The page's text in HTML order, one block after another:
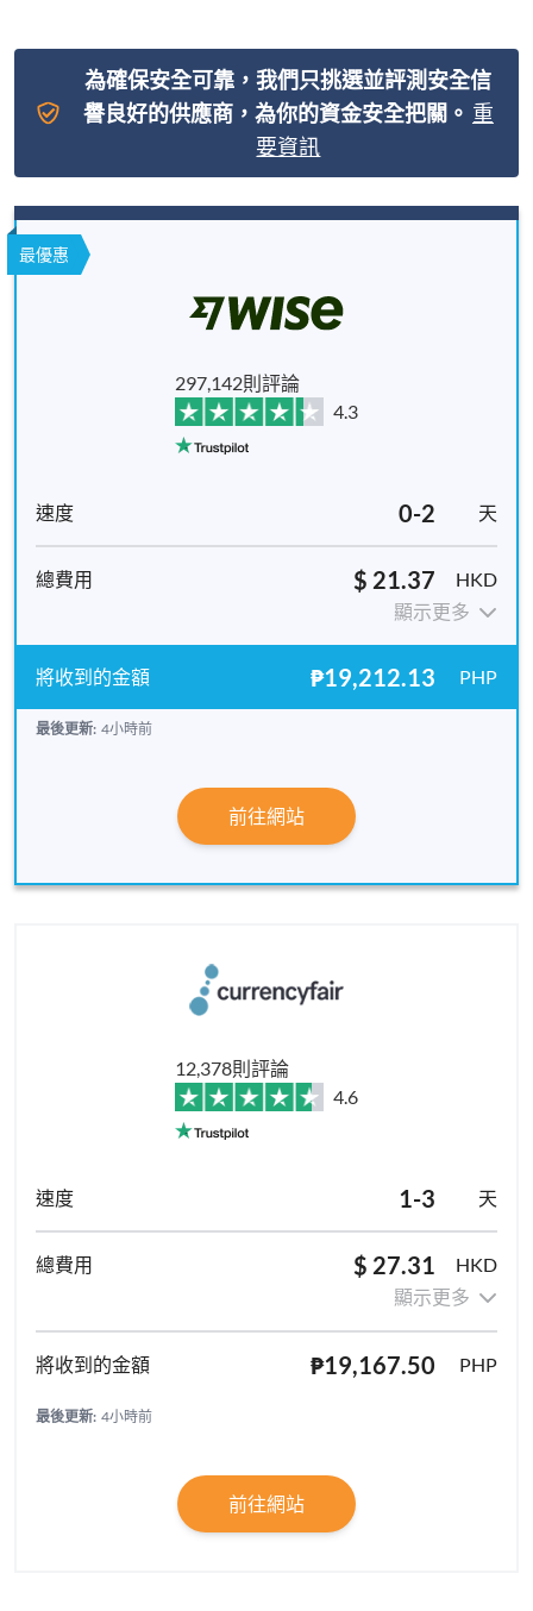
為確保安全可靠，我們只挑選並評測安全信
譽良好的供應商，為你的資金安全把關。 重
要資訊
最優惠
297,142則評論
4.3
0-2 天
$ 21.37
HKD
顯示更多
₱19,212.13 PHP
最後更新: 4小時前
前往網站
12,378則評論
4.6
1-3 天
$ 27.31
HKD
顯示更多
₱19,167.50 PHP
最後更新: 4小時前
前往網站